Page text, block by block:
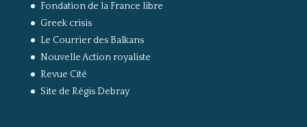
Fondation de la France libre
Greek crisis
Le Courrier des Balkans
Nouvelle Action royaliste
Revue Cité
Site de Régis Debray